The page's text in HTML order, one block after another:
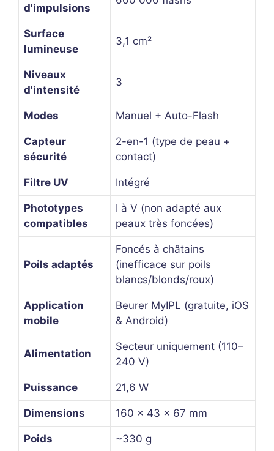
d'impulsions
Surface
lumineuse
3,1 cm²
Niveaux
d'intensité
3
Modes Manuel + Auto-Flash
Capteur
sécurité
2-en-1 (type de peau +
contact)
Filtre UV Intégré
Phototypes
compatibles
I à V (non adapté aux
peaux très foncées)
Poils adaptés
Foncés à châtains
(inefficace sur poils
blancs/blonds/roux)
Application
mobile
Beurer MyIPL (gratuite, iOS
& Android)
Alimentation
Secteur uniquement (110–
240 V)
Puissance 21,6 W
Dimensions 160 × 43 × 67 mm
Poids ~330 g